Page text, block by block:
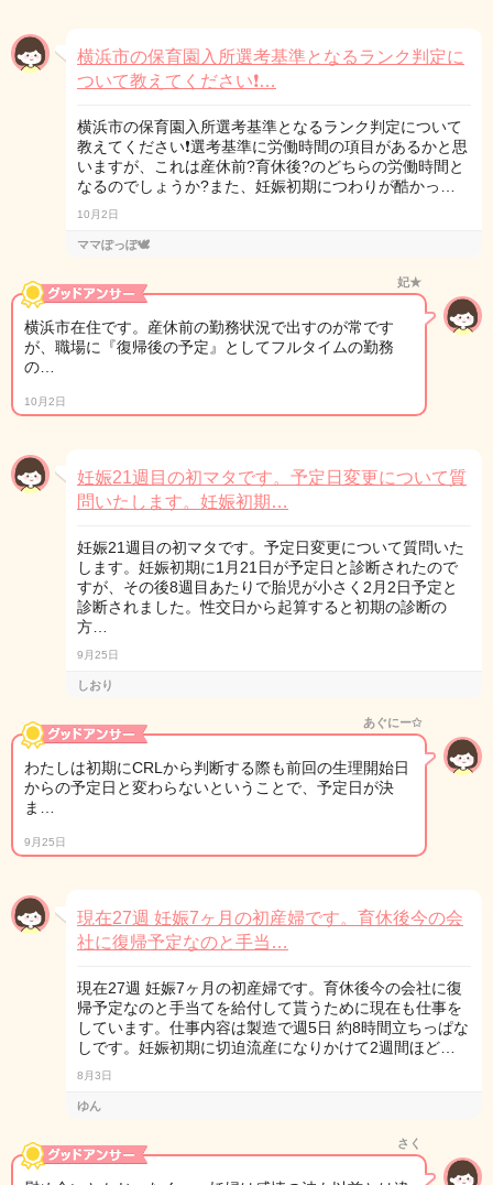
横浜市の保育園入所選考基準となるランク判定に
ついて教えてください❗️…
横浜市の保育園入所選考基準となるランク判定について
教えてください❗️選考基準に労働時間の項目があるかと思
いますが、これは産休前?育休後?のどちらの労働時間と
なるのでしょうか?また、妊娠初期につわりが酷かっ…
10月2日
ママぽっぽ🕊️
妃★
横浜市在住です。産休前の勤務状況で出すのが常です
が、職場に『復帰後の予定』としてフルタイムの勤務
の…
10月2日
妊娠21週目の初マタです。予定日変更について質
問いたします。妊娠初期…
妊娠21週目の初マタです。予定日変更について質問いた
します。妊娠初期に1月21日が予定日と診断されたので
すが、その後8週目あたりで胎児が小さく2月2日予定と
診断されました。性交日から起算すると初期の診断の
方…
9月25日
しおり
あぐにー✩
わたしは初期にCRLから判断する際も前回の生理開始日
からの予定日と変わらないということで、予定日が決
ま…
9月25日
現在27週 妊娠7ヶ月の初産婦です。育休後今の会
社に復帰予定なのと手当…
現在27週 妊娠7ヶ月の初産婦です。育休後今の会社に復
帰予定なのと手当てを給付して貰うために現在も仕事を
しています。仕事内容は製造で週5日 約8時間立ちっぱな
しです。妊娠初期に切迫流産になりかけて2週間ほど…
8月3日
ゆん
さく